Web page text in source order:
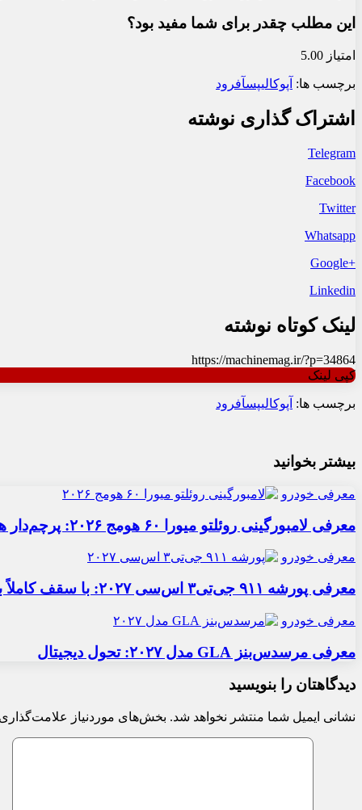
این مطلب چقدر برای شما مفید بود؟
امتیاز 5.00
برچسب ها: آپوکالیپسآفرود
اشتراک گذاری نوشته
Telegram
Facebook
Twitter
Whatsapp
+Google
Linkedin
لینک کوتاه نوشته
https://machinemag.ir/?p=34864
کپی لینک
برچسب ها: آپوکالیپسآفرود
بیشتر بخوانید
معرفی خودرو
معرفی لامبورگینی روئلتو میورا ۶۰ هومج ۲۰۲۶: پرچم‌دار هیبریدی
معرفی خودرو
معرفی پورشه ۹۱۱ جی‌تی۳ اس‌سی ۲۰۲۷: با سقف کاملاً برقی
معرفی خودرو
معرفی مرسدس‌بنز GLA مدل ۲۰۲۷: تحول دیجیتال
دیدگاهتان را بنویسید
نشانی ایمیل شما منتشر نخواهد شد. بخش‌های موردنیاز